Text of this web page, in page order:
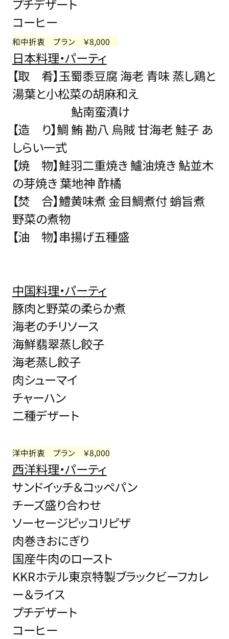
プチデザート
コーヒー
和中折衷 プラン ￥8,000
日本料理・パーティ
【取 肴】玉蜀黍豆腐 海老 青味 蒸し鶏と
湯葉と小松菜の胡麻和え
鮎南蛮漬け
【造 り】鯛 鮪 勘八 烏賊 甘海老 鮭子 あ
しらい一式
【焼 物】鮭羽二重焼き 鱸油焼き 鮎並木
の芽焼き 葉地神 酢橘
【焚 合】鱧黄味煮 金目鯛煮付 蛸旨煮
野菜の煮物
【油 物】串揚げ五種盛
中国料理・パーティ
豚肉と野菜の柔らか煮
海老のチリソース
海鮮翡翠蒸し餃子
海老蒸し餃子
肉シューマイ
チャーハン
二種デザート
洋中折衷 プラン ￥8,000
西洋料理・パーティ
サンドイッチ＆コッペパン
チーズ盛り合わせ
ソーセージピッコリピザ
肉巻きおにぎり
国産牛肉のロースト
KKRホテル東京特製ブラックビーフカレ
ー＆ライス
プチデザート
コーヒー